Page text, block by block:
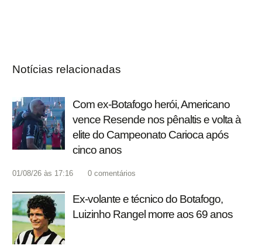
Notícias relacionadas
Com ex-Botafogo herói, Americano
vence Resende nos pênaltis e volta à
elite do Campeonato Carioca após
cinco anos
01/08/26 às 17:16 0 comentários
Ex-volante e técnico do Botafogo,
Luizinho Rangel morre aos 69 anos